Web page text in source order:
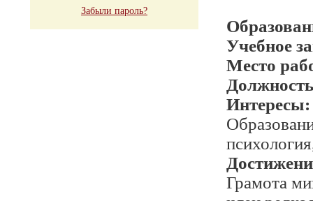
Забыли пароль?
Учебное
Место
Интересы:
Грамота